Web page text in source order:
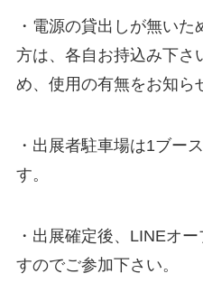
・電源の貸出しが無い
方は、各自お持込み下さ
め、使用の有無をお知ら
・出展者駐車場は1ブー
す。
・出展確定後、LINEオ
すのでご参加下さい。